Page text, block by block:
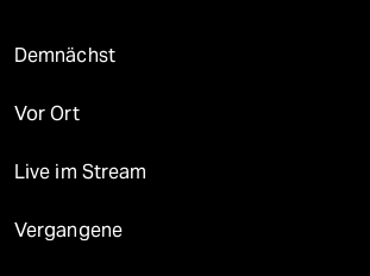
Demnächst
Vor Ort
Live im Stream
Vergangene